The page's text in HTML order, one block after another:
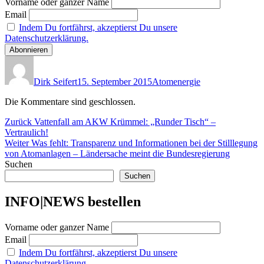
Email
Indem Du fortfährst, akzeptierst Du unsere
Datenschutzerklärung.
Dirk Seifert15. September 2015Atomenergie
Die Kommentare sind geschlossen.
Beitragsnavigation
Zurück Vorheriger
Beitrag:
Vattenfall am AKW Krümmel: „Runder Tisch“ –
Vertraulich!
Weiter Nächster
Beitrag:
Was fehlt: Transparenz und Informationen bei der Stilllegung
von Atomanlagen – Ländersache meint die Bundesregierung
Suchen
Suchen
INFO|NEWS bestellen
Vorname oder ganzer Name
Email
Indem Du fortfährst, akzeptierst Du unsere